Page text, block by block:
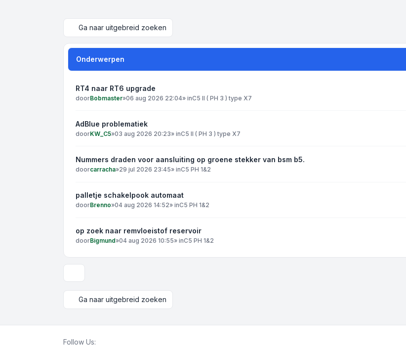
Ga naar uitgebreid zoeken
Onderwerpen
RT4 naar RT6 upgrade
doorBobmaster»06 aug 2026 22:04» inC5 II ( PH 3 ) type X7
AdBlue problematiek
doorKW_C5»03 aug 2026 20:23» inC5 II ( PH 3 ) type X7
Nummers draden voor aansluiting op groene stekker van bsm b5.
doorcarracha»29 jul 2026 23:45» inC5 PH 1&2
palletje schakelpook automaat
doorBrenno»04 aug 2026 14:52» inC5 PH 1&2
op zoek naar remvloeistof reservoir
doorBigmund»04 aug 2026 10:55» inC5 PH 1&2
Ga naar uitgebreid zoeken
Follow Us: